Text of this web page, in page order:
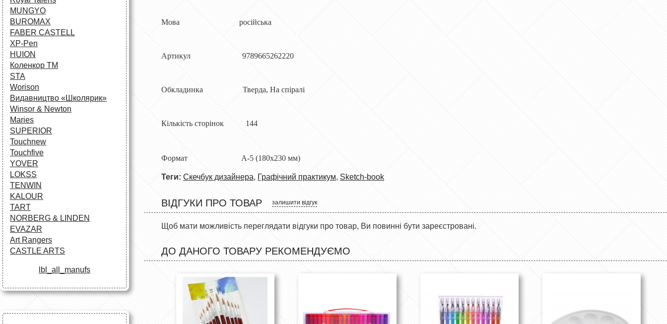
MUNGYO
BUROMAX
FABER CASTELL
XP-Pen
HUION
Коленкор ТМ
STA
Worison
Видавництво «Школярик»
Winsor & Newton
Maries
SUPERIOR
Touchnew
Touchfive
YOVER
LOKSS
TENWIN
KALOUR
TART
NORBERG & LINDEN
EVAZAR
Art Rangers
CASTLE ARTS
lbl_all_manufs
Мова російська
Артикул 9789665262220
Обкладинка Тверда, На спіралі
Кількість сторінок 144
Формат А-5 (180x230 мм)
Теги: Скечбук дизайнера, Графічний практикум, Sketch-book
ВІДГУКИ ПРО ТОВАР залишити відгук
Щоб мати можливість переглядати відгуки про товар, Ви повинні бути зареєстровані.
ДО ДАНОГО ТОВАРУ РЕКОМЕНДУЄМО